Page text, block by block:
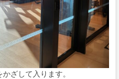
ざして入ります。